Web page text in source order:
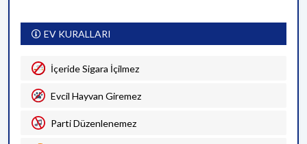
EV KURALLARI
İçeride Sigara İçilmez
Evcil Hayvan Giremez
Parti Düzenlenemez